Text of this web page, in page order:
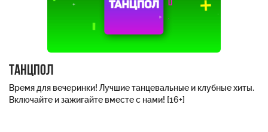
Танцпол
Время для вечеринки! Лучшие танцевальные и клубные хиты.
Включайте и зажигайте вместе с нами! [16+]